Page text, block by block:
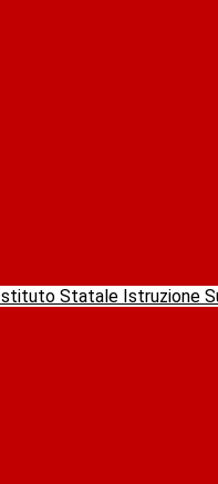
Istituto Statale Istruzione